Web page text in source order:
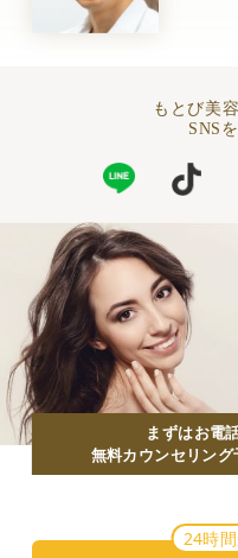
もとび美
SNS
まずはお電
無料カウンセリング
24時